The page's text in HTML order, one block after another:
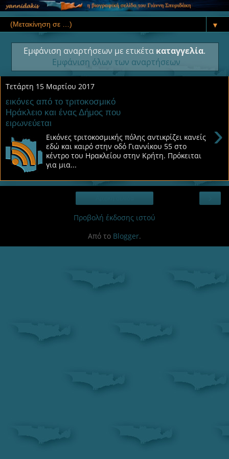
▼
Εμφάνιση αναρτήσεων με ετικέτα καταγγελία.
Εμφάνιση όλων των αναρτήσεων
Τετάρτη 15 Μαρτίου 2017
εικόνες από το τριτοκοσμικό
Ηράκλειο και ένας Δήμος που
ειρωνεύεται
›
Εικόνες τριτοκοσμικής πόλης αντικρίζει κανείς
εδώ και καιρό στην οδό Γιαννίκου 55 στο
κέντρο του Ηρακλείου στην Κρήτη. Πρόκειται
για μια...
Προβολή έκδοσης ιστού
Από το Blogger.